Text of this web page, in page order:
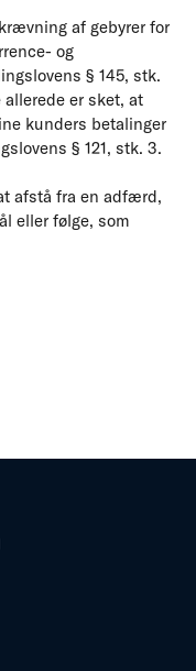
af gebyrer for
og
§ 145, stk.
er sket, at
kunders betalinger
§ 121, stk. 3.
afstå fra en adfærd,
eller følge, som